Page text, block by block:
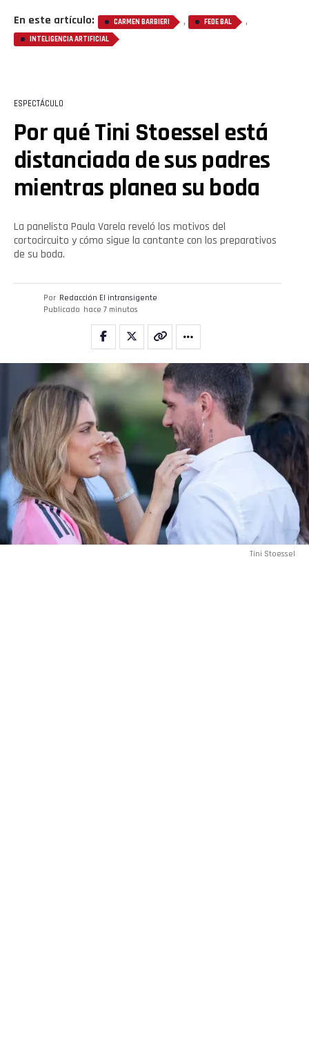
En este artículo: CARMEN BARBIERI , FEDE BAL ,
INTELIGENCIA ARTIFICIAL
ESPECTÁCULO
Por qué Tini Stoessel está
distanciada de sus padres
mientras planea su boda
La panelista Paula Varela reveló los motivos del
cortocircuito y cómo sigue la cantante con los preparativos
de su boda.
Por Redacción El intransigente
Publicado hace 7 minutos
Tini Stoessel